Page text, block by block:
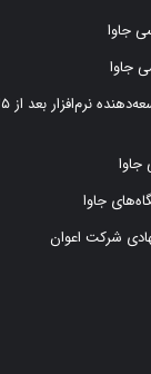
جاوا
جاوا
جاوا
جاوا
شرکت اعوان